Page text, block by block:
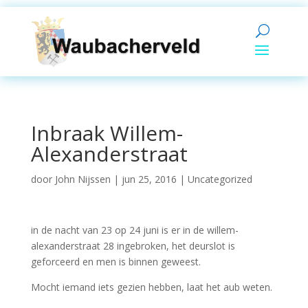
Inbraak Willem-
Alexanderstraat
door John Nijssen | jun 25, 2016 | Uncategorized
in de nacht van 23 op 24 juni is er in de willem-
alexanderstraat 28 ingebroken, het deurslot is
geforceerd en men is binnen geweest.
Mocht iemand iets gezien hebben, laat het aub weten.